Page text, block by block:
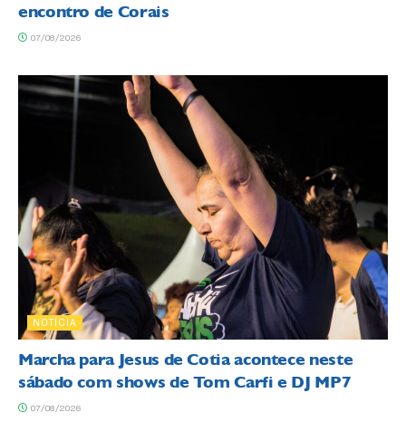
encontro de Corais
07/08/2026
NOTÍCIA
Marcha para Jesus de Cotia acontece neste
sábado com shows de Tom Carfi e DJ MP7
07/08/2026